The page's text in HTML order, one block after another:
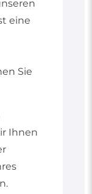
eine
Sie
Ihnen